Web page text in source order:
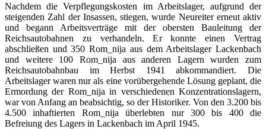
Nachdem die Verpflegungskosten im Arbeitslager, aufgrund der
steigenden Zahl der Insassen, stiegen, wurde Neureiter erneut aktiv
und begann Arbeitsverträge mit der obersten Bauleitung der
Reichsautobahnen zu verhandeln. Er konnte einen Vertrag
abschließen und 350 Rom_nija aus dem Arbeitslager Lackenbach
und weitere 100 Rom_nija aus anderen Lagern wurden zum
Reichsautobahnbau im Herbst 1941 abkommandiert. Die
Arbeitslager waren nur als eine vorübergehende Lösung geplant, die
Ermordung der Rom_nija in verschiedenen Konzentrationslagern,
war von Anfang an beabsichtig, so der Historiker. Von den 3.200 bis
4.500 inhaftierten Rom_nija überlebten nur 300 bis 400 die
Befreiung des Lagers in Lackenbach im April 1945.